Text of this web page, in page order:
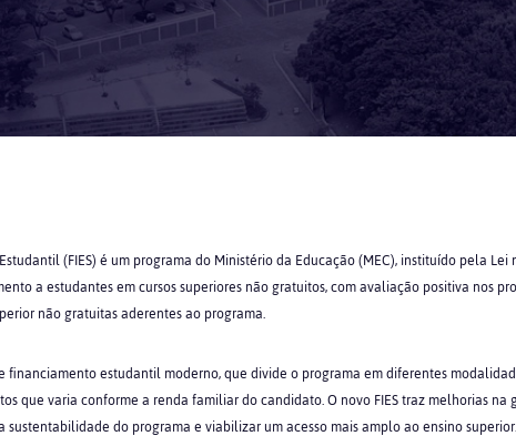
(FIES) é um programa do Ministério da Educação (MEC), instituído pela
a estudantes em cursos superiores não gratuitos, com avaliação positiva nos
não gratuitas aderentes ao programa.
financiamento estudantil moderno, que divide o programa em diferentes
que varia conforme a renda familiar do candidato. O novo FIES traz melhorias
do programa e viabilizar um acesso mais amplo ao ensino superior.